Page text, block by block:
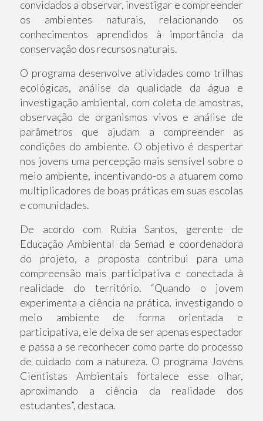
convidados a observar, investigar e compreender
os ambientes naturais, relacionando os
conhecimentos aprendidos à importância da
conservação dos recursos naturais.
O programa desenvolve atividades como trilhas
ecológicas, análise da qualidade da água e
investigação ambiental, com coleta de amostras,
observação de organismos vivos e análise de
parâmetros que ajudam a compreender as
condições do ambiente. O objetivo é despertar
nos jovens uma percepção mais sensível sobre o
meio ambiente, incentivando-os a atuarem como
multiplicadores de boas práticas em suas escolas
e comunidades.
De acordo com Rubia Santos, gerente de
Educação Ambiental da Semad e coordenadora
do projeto, a proposta contribui para uma
compreensão mais participativa e conectada à
realidade do território. “Quando o jovem
experimenta a ciência na prática, investigando o
meio ambiente de forma orientada e
participativa, ele deixa de ser apenas espectador
e passa a se reconhecer como parte do processo
de cuidado com a natureza. O programa Jovens
Cientistas Ambientais fortalece esse olhar,
aproximando a ciência da realidade dos
estudantes”, destaca.